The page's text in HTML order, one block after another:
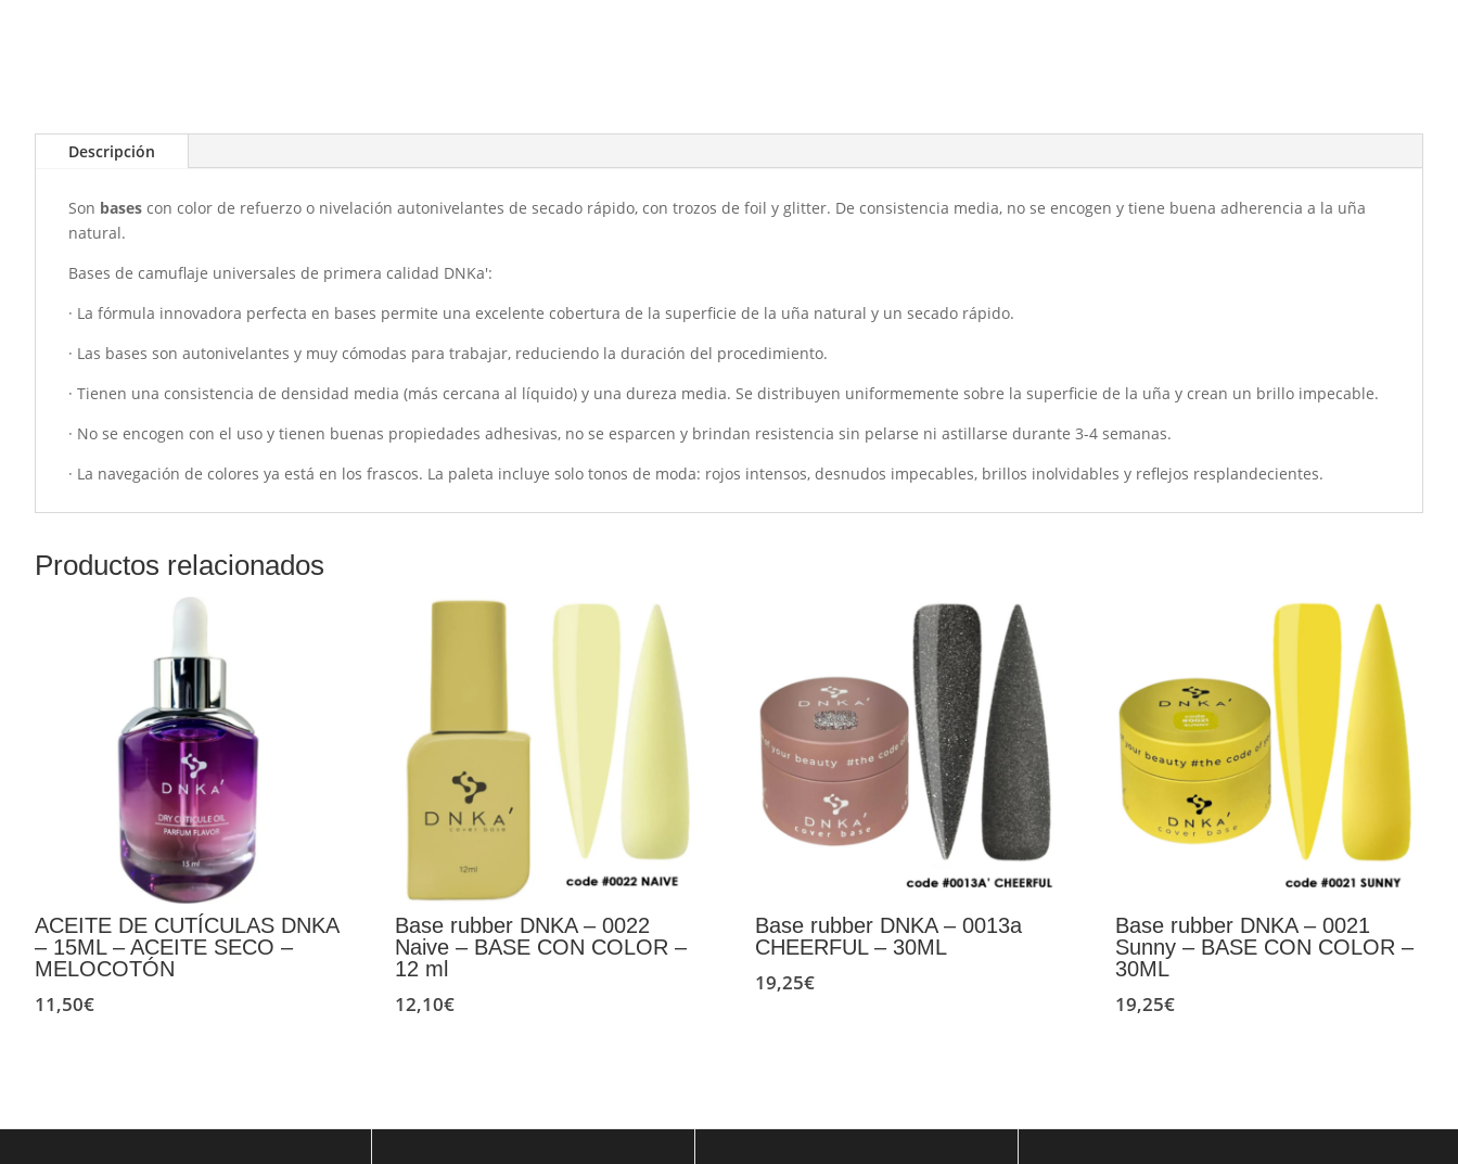
Descripción
Son bases con color de refuerzo o nivelación autonivelantes de secado rápido, con trozos de foil y glitter. De consistencia media, no se encogen y tiene buena adherencia a la uña
natural.
Bases de camuflaje universales de primera calidad DNKa':
· La fórmula innovadora perfecta en bases permite una excelente cobertura de la superficie de la uña natural y un secado rápido.
· Las bases son autonivelantes y muy cómodas para trabajar, reduciendo la duración del procedimiento.
· Tienen una consistencia de densidad media (más cercana al líquido) y una dureza media. Se distribuyen uniformemente sobre la superficie de la uña y crean un brillo impecable.
· No se encogen con el uso y tienen buenas propiedades adhesivas, no se esparcen y brindan resistencia sin pelarse ni astillarse durante 3-4 semanas.
· La navegación de colores ya está en los frascos. La paleta incluye solo tonos de moda: rojos intensos, desnudos impecables, brillos inolvidables y reflejos resplandecientes.
Productos relacionados
ACEITE DE CUTÍCULAS DNKA
– 15ML – ACEITE SECO –
MELOCOTÓN
11,50€
Base rubber DNKA – 0022
Naive – BASE CON COLOR –
12 ml
12,10€
Base rubber DNKA – 0013a
CHEERFUL – 30ML
19,25€
Base rubber DNKA – 0021
Sunny – BASE CON COLOR –
30ML
19,25€